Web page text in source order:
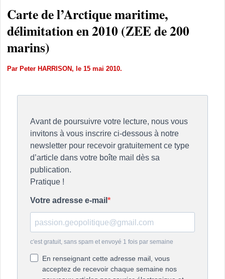
Carte de l’Arctique maritime,
délimitation en 2010 (ZEE de 200
marins)
Par Peter HARRISON, le 15 mai 2010.